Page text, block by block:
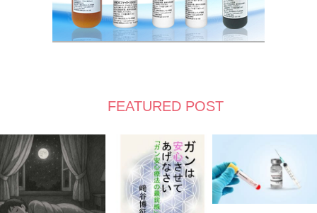
FEATURED POST